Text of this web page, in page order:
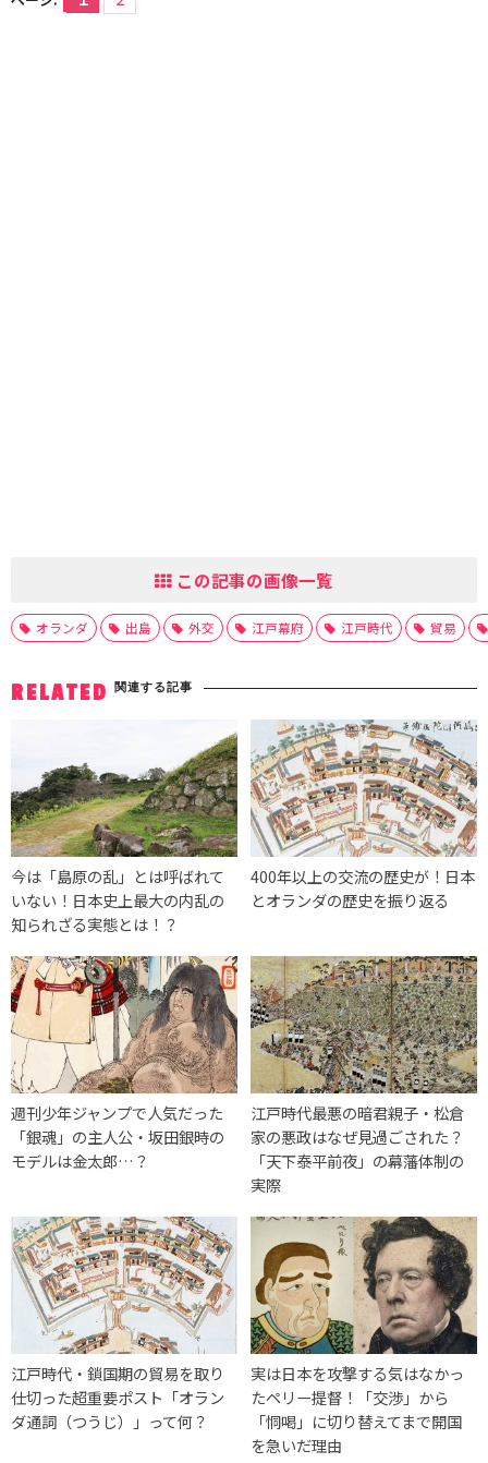
この記事の画像一覧
オランダ 出島 外交 江戸幕府 江戸時代 貿易
RELATED 関連する記事
今は「島原の乱」とは呼ばれて
いない！日本史上最大の内乱の
知られざる実態とは！？
400年以上の交流の歴史が！日本
とオランダの歴史を振り返る
週刊少年ジャンプで人気だった
「銀魂」の主人公・坂田銀時の
モデルは金太郎…？
江戸時代最悪の暗君親子・松倉
家の悪政はなぜ見過ごされた？
「天下泰平前夜」の幕藩体制の
実際
江戸時代・鎖国期の貿易を取り
仕切った超重要ポスト「オラン
ダ通詞（つうじ）」って何？
実は日本を攻撃する気はなかっ
たペリー提督！「交渉」から
「恫喝」に切り替えてまで開国
を急いだ理由